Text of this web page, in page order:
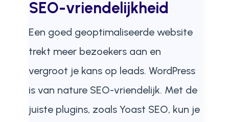
SEO-vriendelijkheid
Een goed geoptimaliseerde website
trekt meer bezoekers aan en
vergroot je kans op leads. WordPress
is van nature SEO-vriendelijk. Met de
juiste plugins, zoals Yoast SEO, kun je